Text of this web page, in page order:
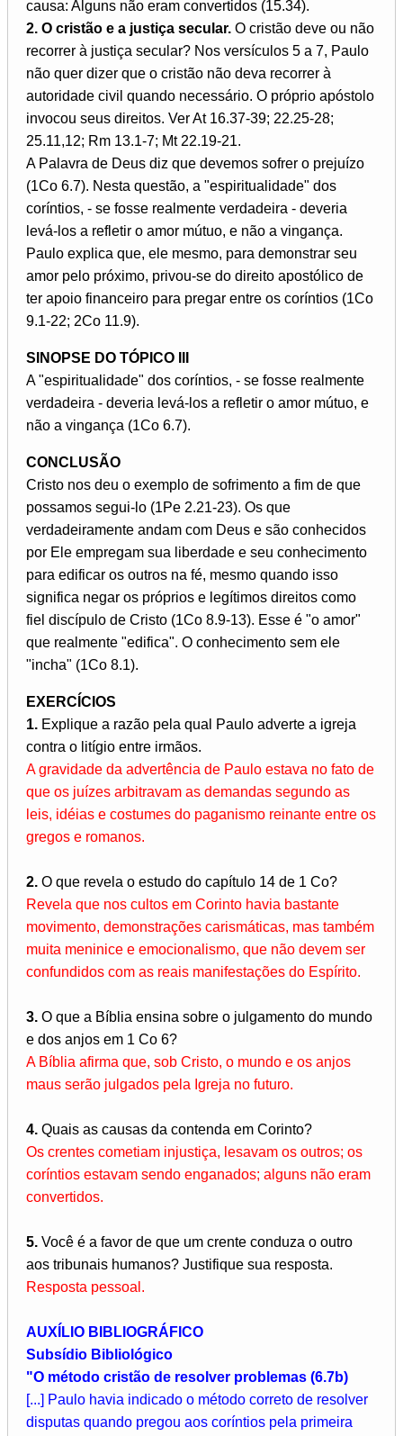
causa: Alguns não eram convertidos (15.34).
2. O cristão e a justiça secular. O cristão deve ou não
recorrer à justiça secular? Nos versículos 5 a 7, Paulo
não quer dizer que o cristão não deva recorrer à
autoridade civil quando necessário. O próprio apóstolo
invocou seus direitos. Ver At 16.37-39; 22.25-28;
25.11,12; Rm 13.1-7; Mt 22.19-21.
A Palavra de Deus diz que devemos sofrer o prejuízo
(1Co 6.7). Nesta questão, a "espiritualidade" dos
coríntios, - se fosse realmente verdadeira - deveria
levá-los a refletir o amor mútuo, e não a vingança.
Paulo explica que, ele mesmo, para demonstrar seu
amor pelo próximo, privou-se do direito apostólico de
ter apoio financeiro para pregar entre os coríntios (1Co
9.1-22; 2Co 11.9).
SINOPSE DO TÓPICO III
A "espiritualidade" dos coríntios, - se fosse realmente
verdadeira - deveria levá-los a refletir o amor mútuo, e
não a vingança (1Co 6.7).
CONCLUSÃO
Cristo nos deu o exemplo de sofrimento a fim de que
possamos segui-lo (1Pe 2.21-23). Os que
verdadeiramente andam com Deus e são conhecidos
por Ele empregam sua liberdade e seu conhecimento
para edificar os outros na fé, mesmo quando isso
significa negar os próprios e legítimos direitos como
fiel discípulo de Cristo (1Co 8.9-13). Esse é "o amor"
que realmente "edifica". O conhecimento sem ele
"incha" (1Co 8.1).
EXERCÍCIOS
1. Explique a razão pela qual Paulo adverte a igreja
contra o litígio entre irmãos.
A gravidade da advertência de Paulo estava no fato de
que os juízes arbitravam as demandas segundo as
leis, idéias e costumes do paganismo reinante entre os
gregos e romanos.
2. O que revela o estudo do capítulo 14 de 1 Co?
Revela que nos cultos em Corinto havia bastante
movimento, demonstrações carismáticas, mas também
muita meninice e emocionalismo, que não devem ser
confundidos com as reais manifestações do Espírito.
3. O que a Bíblia ensina sobre o julgamento do mundo
e dos anjos em 1 Co 6?
A Bíblia afirma que, sob Cristo, o mundo e os anjos
maus serão julgados pela Igreja no futuro.
4. Quais as causas da contenda em Corinto?
Os crentes cometiam injustiça, lesavam os outros; os
coríntios estavam sendo enganados; alguns não eram
convertidos.
5. Você é a favor de que um crente conduza o outro
aos tribunais humanos? Justifique sua resposta.
Resposta pessoal.
AUXÍLIO BIBLIOGRÁFICO
Subsídio Bibliológico
"O método cristão de resolver problemas (6.7b)
[...] Paulo havia indicado o método correto de resolver
disputas quando pregou aos coríntios pela primeira